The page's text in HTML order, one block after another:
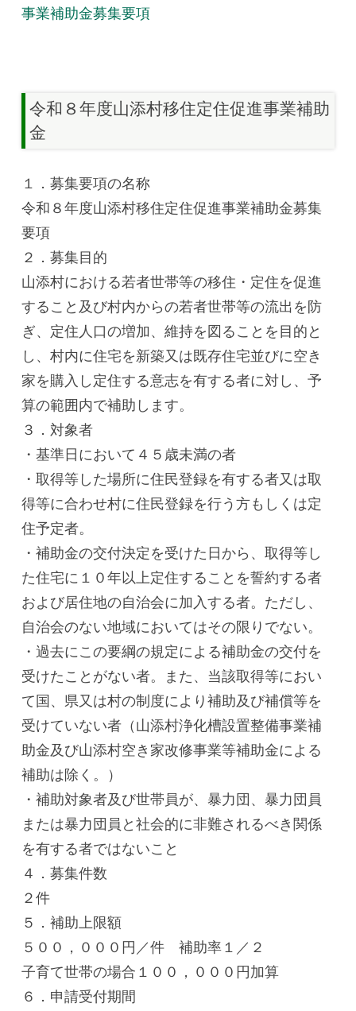
事業補助金募集要項
令和８年度山添村移住定住促進事業補助
金
１．募集要項の名称
令和８年度山添村移住定住促進事業補助金募集
要項
２．募集目的
山添村における若者世帯等の移住・定住を促進
すること及び村内からの若者世帯等の流出を防
ぎ、定住人口の増加、維持を図ることを目的と
し、村内に住宅を新築又は既存住宅並びに空き
家を購入し定住する意志を有する者に対し、予
算の範囲内で補助します。
３．対象者
・基準日において４５歳未満の者
・取得等した場所に住民登録を有する者又は取
得等に合わせ村に住民登録を行う方もしくは定
住予定者。
・補助金の交付決定を受けた日から、取得等し
た住宅に１０年以上定住することを誓約する者
および居住地の自治会に加入する者。ただし、
自治会のない地域においてはその限りでない。
・過去にこの要綱の規定による補助金の交付を
受けたことがない者。また、当該取得等におい
て国、県又は村の制度により補助及び補償等を
受けていない者（山添村浄化槽設置整備事業補
助金及び山添村空き家改修事業等補助金による
補助は除く。）
・補助対象者及び世帯員が、暴力団、暴力団員
または暴力団員と社会的に非難されるべき関係
を有する者ではないこと
４．募集件数
２件
５．補助上限額
５００，０００円／件 補助率１／２
子育て世帯の場合１００，０００円加算
６．申請受付期間